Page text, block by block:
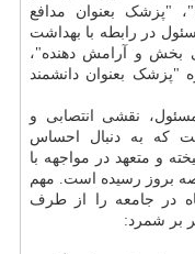
"پزشک بعنوان مدافع
در رابطه با بهداشت
بخش و آرامش دهنده"،
"پزشک بعنوان دانشمند
نقشی انتصابی و
که به دنبال احساس
و متعهد در مواجهه با
بروز رسیده است. مهم
در جامعه را از طرف
بر شمرد: